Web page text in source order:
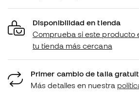
Disponibilidad en tienda
Comprueba si este producto
tu tienda más cercana
Primer cambio de talla
Más detalles en nuestra